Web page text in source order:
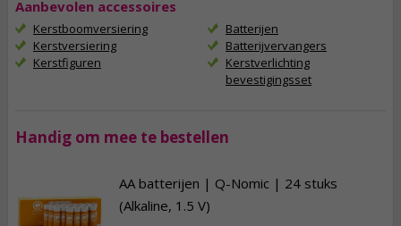
Aanbevolen accessoires
Kerstboomversiering
Kerstversiering
Kerstfiguren
Batterijen
Batterijvervangers
Kerstverlichting
bevestigingsset
Handig om mee te bestellen
AA batterijen | Q-Nomic | 24 stuks
(Alkaline, 1.5 V)